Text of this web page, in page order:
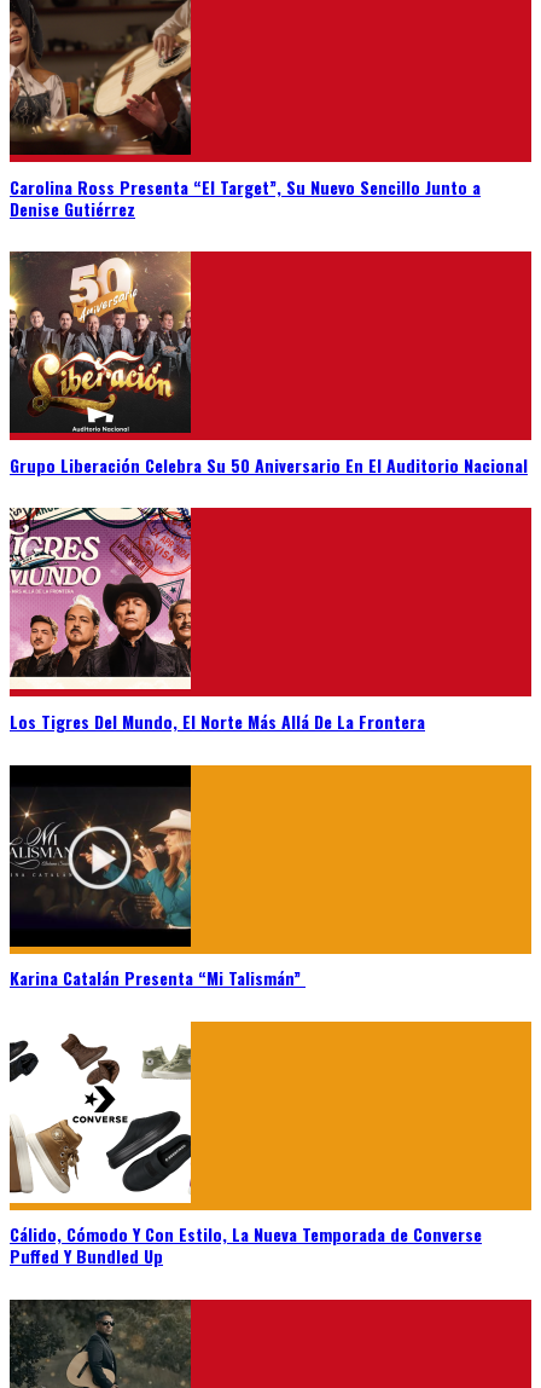
Carolina Ross Presenta “El Target”, Su Nuevo Sencillo Junto a
Denise Gutiérrez
Grupo Liberación Celebra Su 50 Aniversario En El Auditorio Nacional
Los Tigres Del Mundo, El Norte Más Allá De La Frontera
Karina Catalán Presenta “Mi Talismán”
Cálido, Cómodo Y Con Estilo, La Nueva Temporada de Converse
Puffed Y Bundled Up